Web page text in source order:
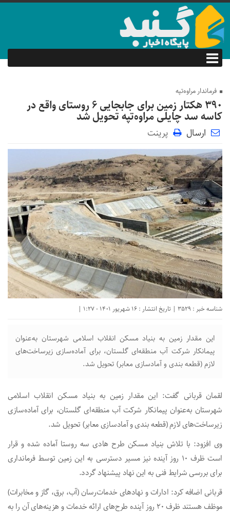
فرماندار مراوه‌تپه
۳۹۰ هکتار زمین برای جابجایی ۶ روستای واقع در
کاسه سد چایلی مراوه‌تپه تحویل شد
ارسال پرینت
شناسه خبر : 3529 | تاریخ انتشار : 16 شهریور 1401 - 1:27 |
این مقدار زمین به بنیاد مسکن انقلاب اسلامی شهرستان به‌عنوان
پیمانکار شرکت آب منطقه‌ای گلستان، برای آماده‌سازی زیرساخت‌های
لازم (قطعه بندی و آمادسازی معابر) تحویل شد.
لقمان قربانی گفت: این مقدار زمین به بنیاد مسکن انقلاب اسلامی
شهرستان به‌عنوان پیمانکار شرکت آب منطقه‌ای گلستان، برای آماده‌سازی
زیرساخت‌های لازم (قطعه بندی و آمادسازی معابر) تحویل شد.
وی افزود: با تلاش بنیاد مسکن طرح هادی سه روستا آماده شده و قرار
است ظرف ۱۰ روز آینده نیز مسیر دسترسی به این زمین توسط فرمانداری
برای بررسی شرایط فنی به این نهاد پیشنهاد گردد.
قربانی اضافه کرد: ادارات و نهادهای خدمات‌رسان (آب، برق، گاز و مخابرات)
موظف هستند ظرف ۲۰ روز آینده طرح‌های ارائه خدمات و هزینه‌های آن را به